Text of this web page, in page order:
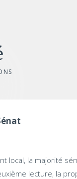
local, la majorité
lecture, la